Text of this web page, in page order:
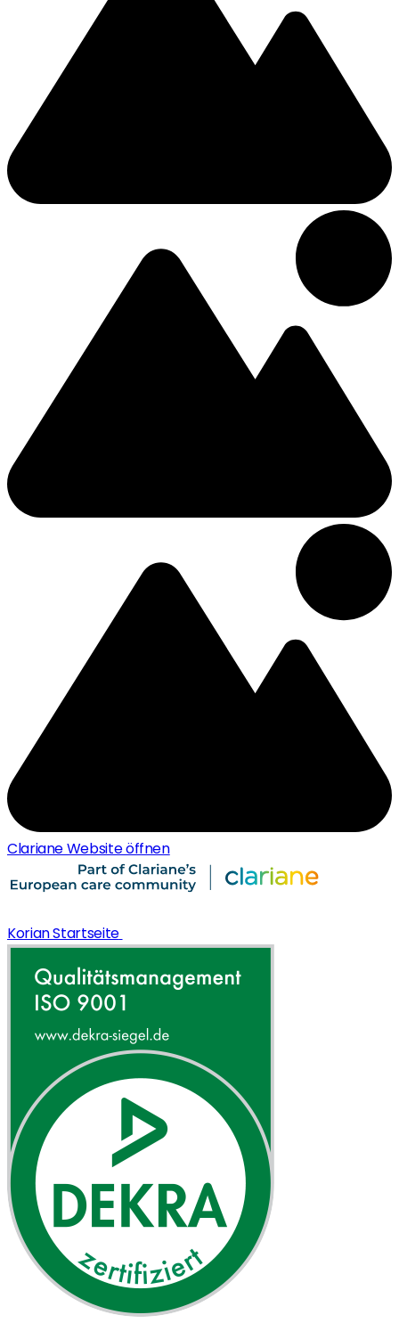
Clariane Website öffnen
Korian Startseite